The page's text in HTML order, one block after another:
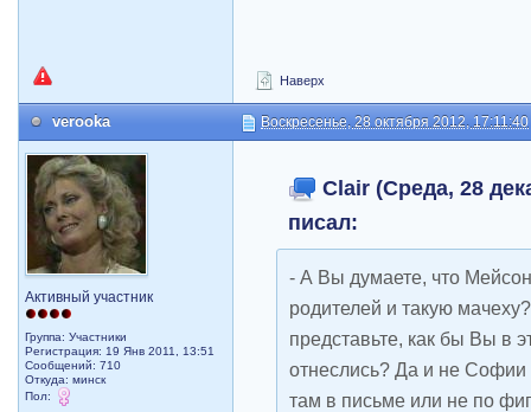
Наверх
verooka Воскресенье, 28 октября 2012, 17:11:40
Активный участник
Группа: Участники
Регистрация: 19 Янв 2011, 13:51
Сообщений: 710
Откуда: минск
Пол:
Clair (Среда, 28
писал:
- А Вы думаете, что
родителей и такую
представьте, как бы Вы в
отнеслись? Да и не
там в письме или не по